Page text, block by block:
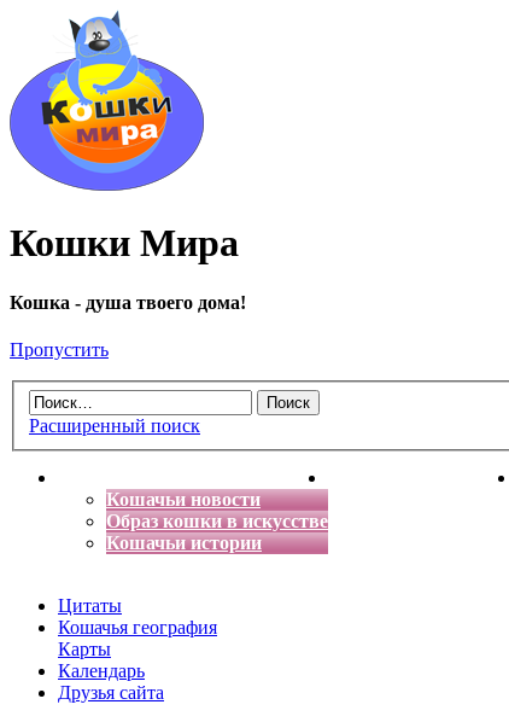
Кошки Мира
Кошка - душа твоего дома!
Пропустить
Расширенный поиск
Кошачьи новости
Образ кошки в искусстве
Кошачьи истории
Энциклопедия кошек
Цитаты
Кошачья география
Карты
Календарь
Друзья сайта